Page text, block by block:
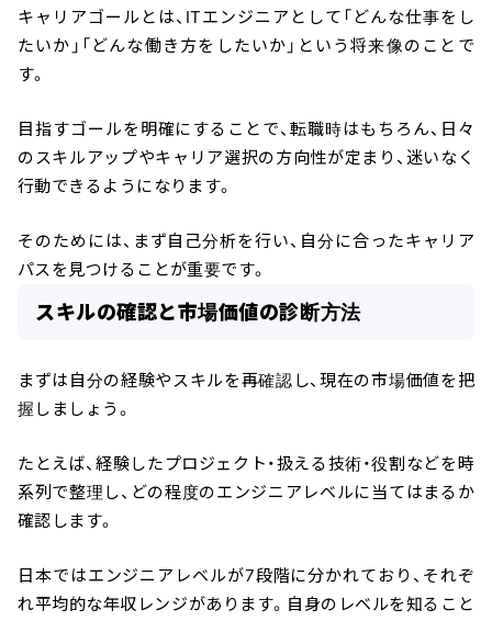
キャリアゴールとは、ITエンジニアとして「どんな仕事をし
たいか」「どんな働き方をしたいか」という将来像のことで
す。
目指すゴールを明確にすることで、転職時はもちろん、日々
のスキルアップやキャリア選択の方向性が定まり、迷いなく
行動できるようになります。
そのためには、まず自己分析を行い、自分に合ったキャリア
パスを見つけることが重要です。
スキルの確認と市場価値の診断方法
まずは自分の経験やスキルを再確認し、現在の市場価値を把
握しましょう。
たとえば、経験したプロジェクト・扱える技術・役割などを時
系列で整理し、どの程度のエンジニアレベルに当てはまるか
確認します。
日本ではエンジニアレベルが7段階に分かれており、それぞ
れ平均的な年収レンジがあります。自身のレベルを知ること